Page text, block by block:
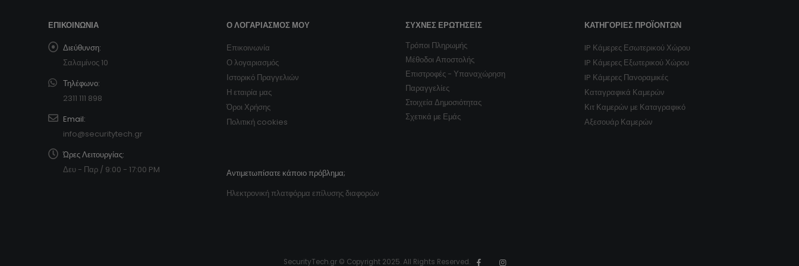
ΕΠΙΚΟΙΝΩΝΊΑ
Διεύθυνση:
Σαλαμίνος 10
Τηλέφωνο:
2311 111 898
Email:
info@securitytech.gr
Ώρες Λειτουργίας:
Δευ - Παρ / 9:00 - 17:00 PM
Ο ΛΟΓΑΡΙΑΣΜΌΣ ΜΟΥ
Επικοινωνία
Ο λογαριασμός
Ιστορικό Πραγγελιών
Η εταιρία μας
Όροι Χρήσης
Πολιτική cookies
Αντιμετωπίσατε κάποιο πρόβλημα;
Ηλεκτρονική πλατφόρμα επίλυσης διαφορών
ΣΥΧΝΈΣ ΕΡΩΤΉΣΕΙΣ
Τρόποι Πληρωμής
Μέθοδοι Αποστολής
Επιστροφές - Υπαναχώρηση
Παραγγελίες
Στοιχεία Δημοσιότητας
Σχετικά με Εμάς
ΚΑΤΗΓΟΡΊΕΣ ΠΡΟΪΌΝΤΩΝ
IP Κάμερες Εσωτερικού Χώρου
IP Κάμερες Εξωτερικού Χώρου
IP Κάμερες Πανοραμικές
Καταγραφικά Καμερών
Κιτ Καμερών με Καταγραφικό
Αξεσουάρ Καμερών
SecurityTech.gr © Copyright 2025. All Rights Reserved.